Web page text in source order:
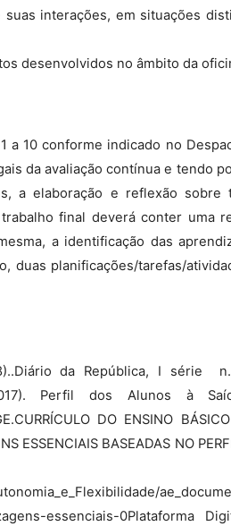
interações, em situações
desenvolvidos no âmbito da
a 10 conforme indicado no
da avaliação contínua e tendo
a elaboração e reflexão sobre
final deverá conter uma
a identificação das
duas planificações/tarefas/
da República, I série 
(2017). Perfil dos Alunos à
DO ENSINO
ESSENCIAIS BASEADAS NO
essenciais-0Plataforma